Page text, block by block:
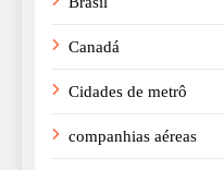
Canadá
Cidades de metrô
companhias aéreas